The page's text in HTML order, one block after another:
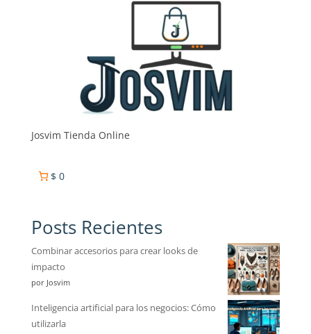
Josvim Tienda Online
$ 0
Posts Recientes
Combinar accesorios para crear looks de
impacto
por Josvim
Inteligencia artificial para los negocios: Cómo
utilizarla